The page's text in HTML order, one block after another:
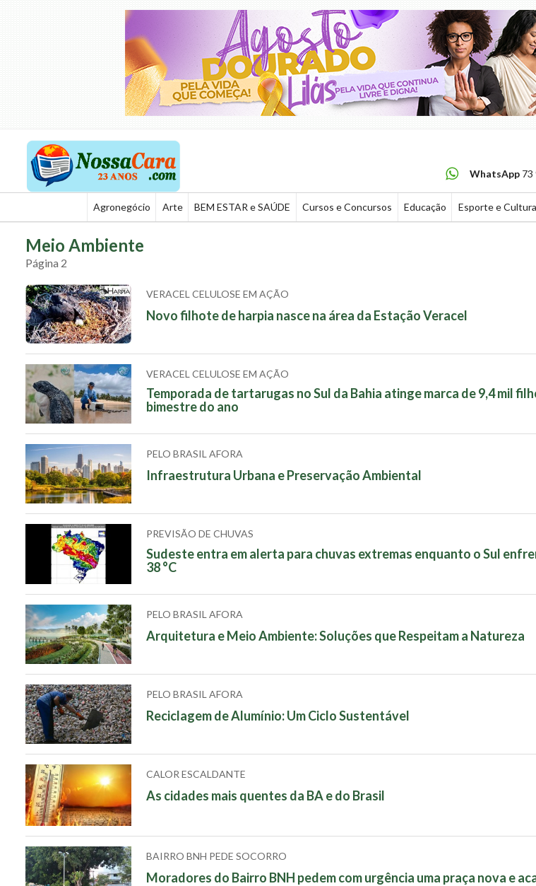
WhatsApp 73
Agronegócio Arte BEM ESTAR e SAÚDE Cursos e Concursos Educação Esporte e Cultura
Meio Ambiente
Página 2
VERACEL CELULOSE EM AÇÃO
Novo filhote de harpia nasce na área da Estação Veracel
VERACEL CELULOSE EM AÇÃO
Temporada de tartarugas no Sul da Bahia atinge marca de 9,4 mil
bimestre do ano
PELO BRASIL AFORA
Infraestrutura Urbana e Preservação Ambiental
PREVISÃO DE CHUVAS
Sudeste entra em alerta para chuvas extremas enquanto o Sul
38 °C
PELO BRASIL AFORA
Arquitetura e Meio Ambiente: Soluções que Respeitam a Natureza
PELO BRASIL AFORA
Reciclagem de Alumínio: Um Ciclo Sustentável
CALOR ESCALDANTE
As cidades mais quentes da BA e do Brasil
BAIRRO BNH PEDE SOCORRO
Moradores do Bairro BNH pedem com urgência uma praça nova e